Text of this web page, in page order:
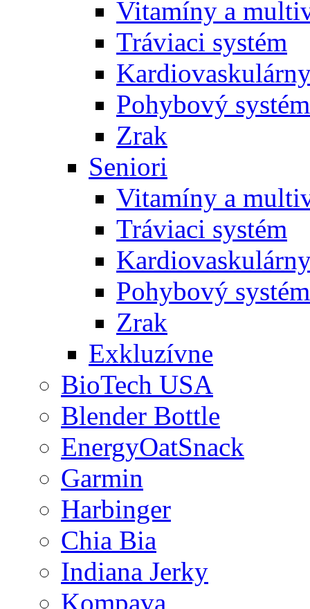
Vitamíny a
Tráviaci systém
Pohybový systém
Zrak
Seniori
Vitamíny a
Tráviaci systém
Pohybový systém
Zrak
Exkluzívne
BioTech USA
Blender Bottle
EnergyOatSnack
Garmin
Harbinger
Chia Bia
Indiana Jerky
Kompava